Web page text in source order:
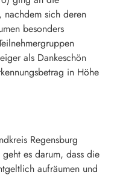
, nachdem sich deren
besonders
als Dankeschön
in Höhe
Regensburg
es darum, dass die
aufräumen und